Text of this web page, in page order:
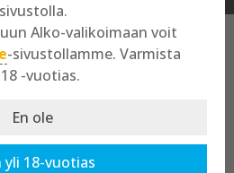
Vinos de Pago
Alko-valikoimaan voit
-sivustollamme. Varmista
-vuotias.
En ole
yli 18-vuotias